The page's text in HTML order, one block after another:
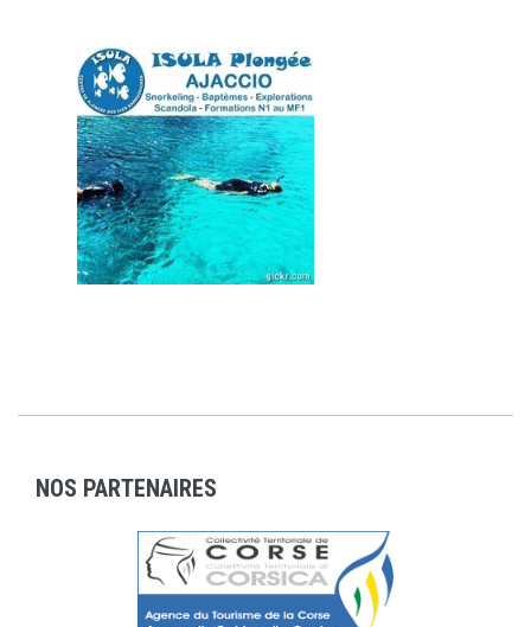
NOS PARTENAIRES